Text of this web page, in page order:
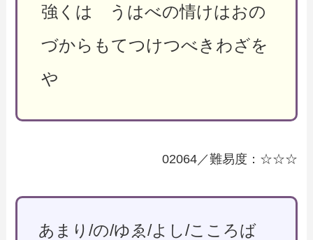
強くは うはべの情けはおの
づからもてつけつべきわざを
や
02064／難易度：☆☆☆
あまり/の/ゆゑ/よし/こころば